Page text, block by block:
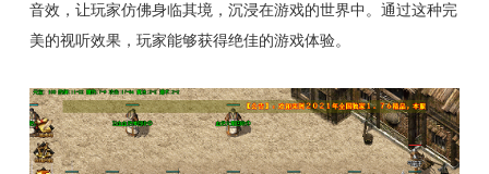
音效，让玩家仿佛身临其境，沉浸在游戏的世界中。通过这种完
美的视听效果，玩家能够获得绝佳的游戏体验。